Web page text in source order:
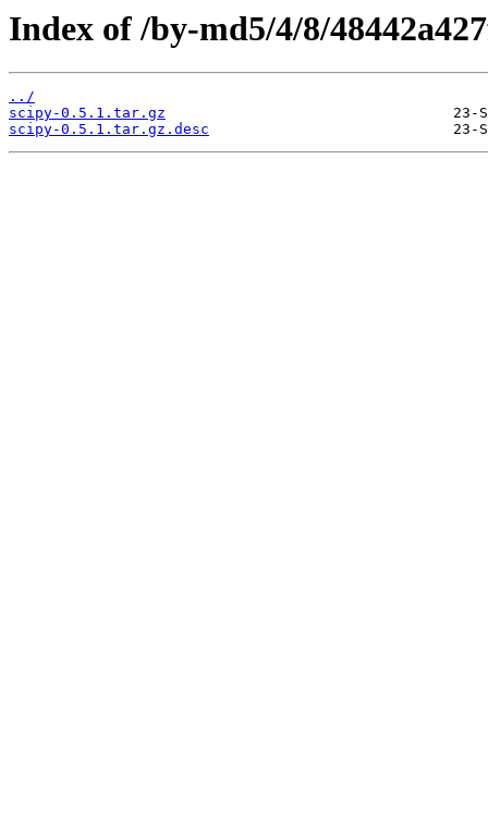
Index of /by-md5/4/8/
../
scipy-0.5.1.tar.gz
scipy-0.5.1.tar.gz.desc